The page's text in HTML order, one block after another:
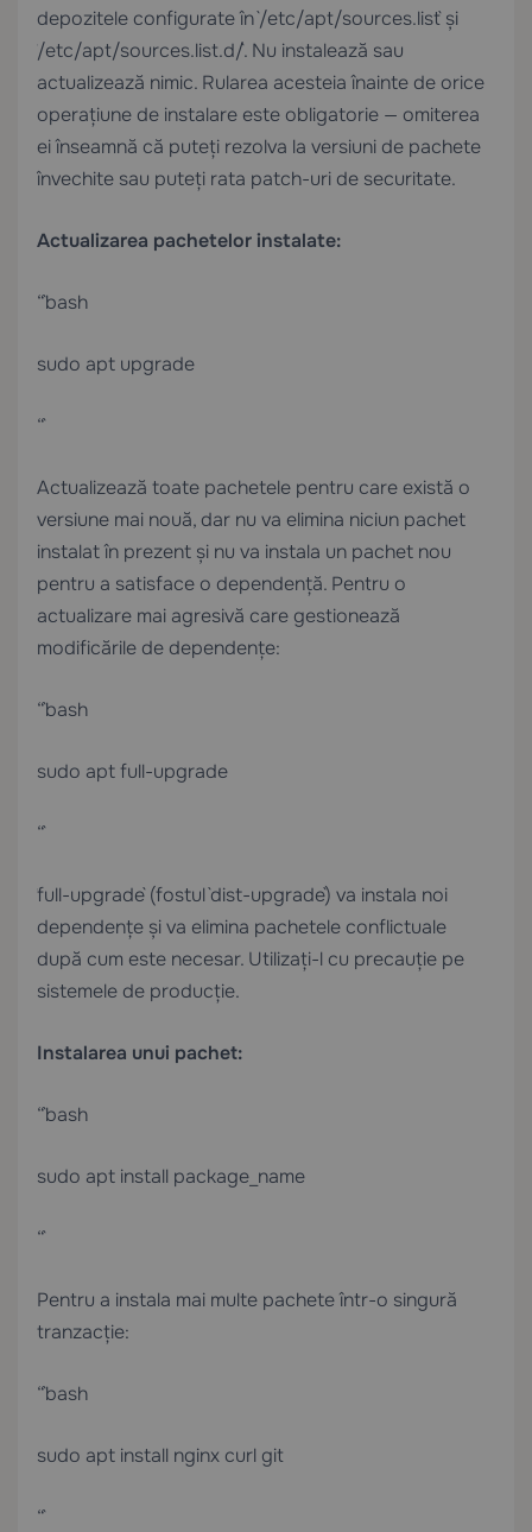
depozitele configurate în `/etc/apt/sources.list` și
`/etc/apt/sources.list.d/`. Nu instalează sau
actualizează nimic. Rularea acesteia înainte de orice
operațiune de instalare este obligatorie — omiterea
ei înseamnă că puteți rezolva la versiuni de pachete
învechite sau puteți rata patch-uri de securitate.
Actualizarea pachetelor instalate:
“`bash
sudo apt upgrade
“`
Actualizează toate pachetele pentru care există o
versiune mai nouă, dar nu va elimina niciun pachet
instalat în prezent și nu va instala un pachet nou
pentru a satisface o dependență. Pentru o
actualizare mai agresivă care gestionează
modificările de dependențe:
“`bash
sudo apt full-upgrade
“`
`full-upgrade` (fostul `dist-upgrade`) va instala noi
dependențe și va elimina pachetele conflictuale
după cum este necesar. Utilizați-l cu precauție pe
sistemele de producție.
Instalarea unui pachet:
“`bash
sudo apt install package_name
“`
Pentru a instala mai multe pachete într-o singură
tranzacție:
“`bash
sudo apt install nginx curl git
“`